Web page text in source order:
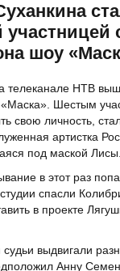
участницей
шоу
телеканале НТВ
Шестым
свою личность,
артистка
под маской Лисы.
в этот раз
спасли
в проекте
выдвигали
Анну